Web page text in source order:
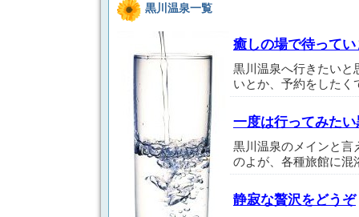
黒川温泉一覧
癒しの場で待ってい
黒川温泉へ行きたいと
いとか、予約をしたく
一度は行ってみた
黒川温泉のメインと言
のよが、各種旅館に混
静寂な贅沢をどうぞ